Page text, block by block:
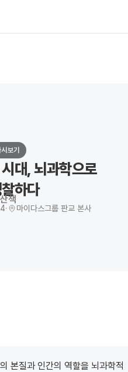
시보기
대, 뇌과학으로
하다
책
· 마이다스그룹 판교 본사
본질과 인간의 역할을 뇌과학적